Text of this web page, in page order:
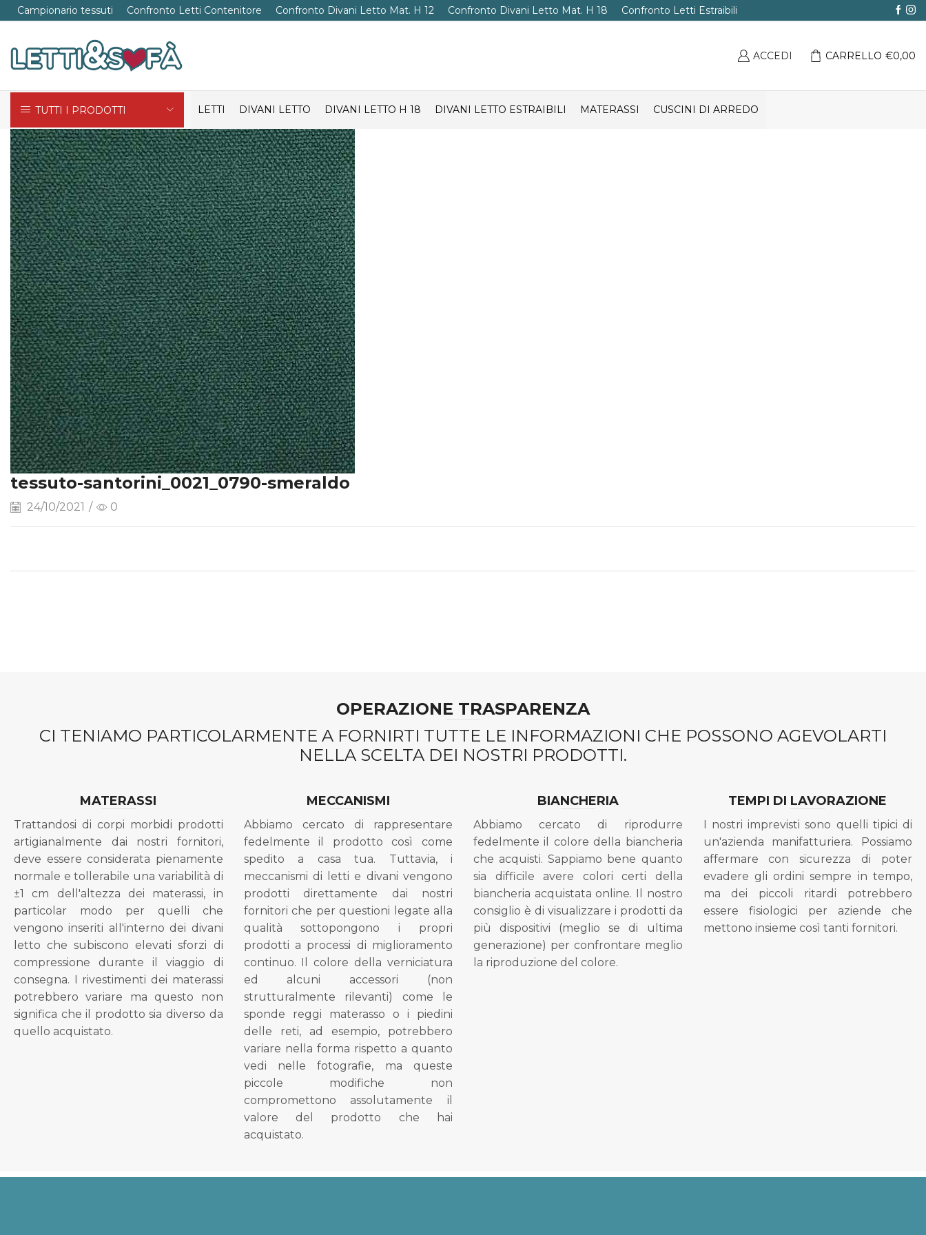
Campionario tessuti Confronto Letti Contenitore Confronto Divani Letto Mat. H 12 Confronto Divani Letto Mat. H 18 Confronto Letti Estraibili
ACCEDI CARRELLO €0,00
TUTTI I PRODOTTI LETTI DIVANI LETTO DIVANI LETTO H 18 DIVANI LETTO ESTRAIBILI MATERASSI CUSCINI DI ARREDO
tessuto-santorini_0021_0790-smeraldo
24/10/2021 / 0
OPERAZIONE TRASPARENZA
CI TENIAMO PARTICOLARMENTE A FORNIRTI TUTTE LE INFORMAZIONI CHE POSSONO AGEVOLARTI
NELLA SCELTA DEI NOSTRI PRODOTTI.
MATERASSI
Trattandosi di corpi morbidi prodotti
artigianalmente dai nostri fornitori,
deve essere considerata pienamente
normale e tollerabile una variabilità di
±1 cm dell'altezza dei materassi, in
particolar modo per quelli che
vengono inseriti all'interno dei divani
letto che subiscono elevati sforzi di
compressione durante il viaggio di
consegna. I rivestimenti dei materassi
potrebbero variare ma questo non
significa che il prodotto sia diverso da
quello acquistato.
MECCANISMI
Abbiamo cercato di rappresentare
fedelmente il prodotto così come
spedito a casa tua. Tuttavia, i
meccanismi di letti e divani vengono
prodotti direttamente dai nostri
fornitori che per questioni legate alla
qualità sottopongono i propri
prodotti a processi di miglioramento
continuo. Il colore della verniciatura
ed alcuni accessori (non
strutturalmente rilevanti) come le
sponde reggi materasso o i piedini
delle reti, ad esempio, potrebbero
variare nella forma rispetto a quanto
vedi nelle fotografie, ma queste
piccole modifiche non
compromettono assolutamente il
valore del prodotto che hai
acquistato.
BIANCHERIA
Abbiamo cercato di riprodurre
fedelmente il colore della biancheria
che acquisti. Sappiamo bene quanto
sia difficile avere colori certi della
biancheria acquistata online. Il nostro
consiglio è di visualizzare i prodotti da
più dispositivi (meglio se di ultima
generazione) per confrontare meglio
la riproduzione del colore.
TEMPI DI LAVORAZIONE
I nostri imprevisti sono quelli tipici di
un'azienda manifatturiera. Possiamo
affermare con sicurezza di poter
evadere gli ordini sempre in tempo,
ma dei piccoli ritardi potrebbero
essere fisiologici per aziende che
mettono insieme così tanti fornitori.